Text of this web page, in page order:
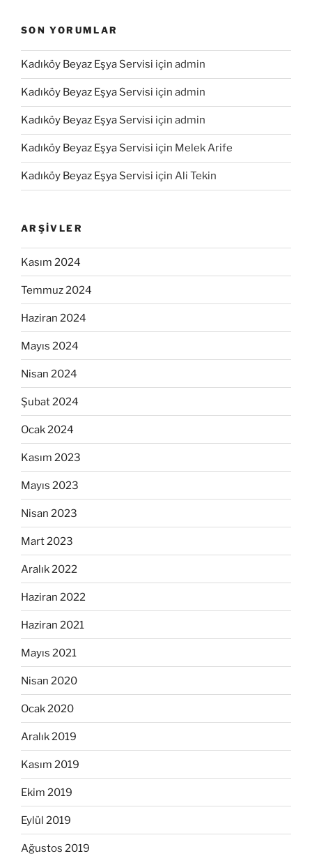
SON YORUMLAR
Kadıköy Beyaz Eşya Servisi için admin
Kadıköy Beyaz Eşya Servisi için admin
Kadıköy Beyaz Eşya Servisi için admin
Kadıköy Beyaz Eşya Servisi için Melek Arife
Kadıköy Beyaz Eşya Servisi için Ali Tekin
ARŞIVLER
Kasım 2024
Temmuz 2024
Haziran 2024
Mayıs 2024
Nisan 2024
Şubat 2024
Ocak 2024
Kasım 2023
Mayıs 2023
Nisan 2023
Mart 2023
Aralık 2022
Haziran 2022
Haziran 2021
Mayıs 2021
Nisan 2020
Ocak 2020
Aralık 2019
Kasım 2019
Ekim 2019
Eylül 2019
Ağustos 2019